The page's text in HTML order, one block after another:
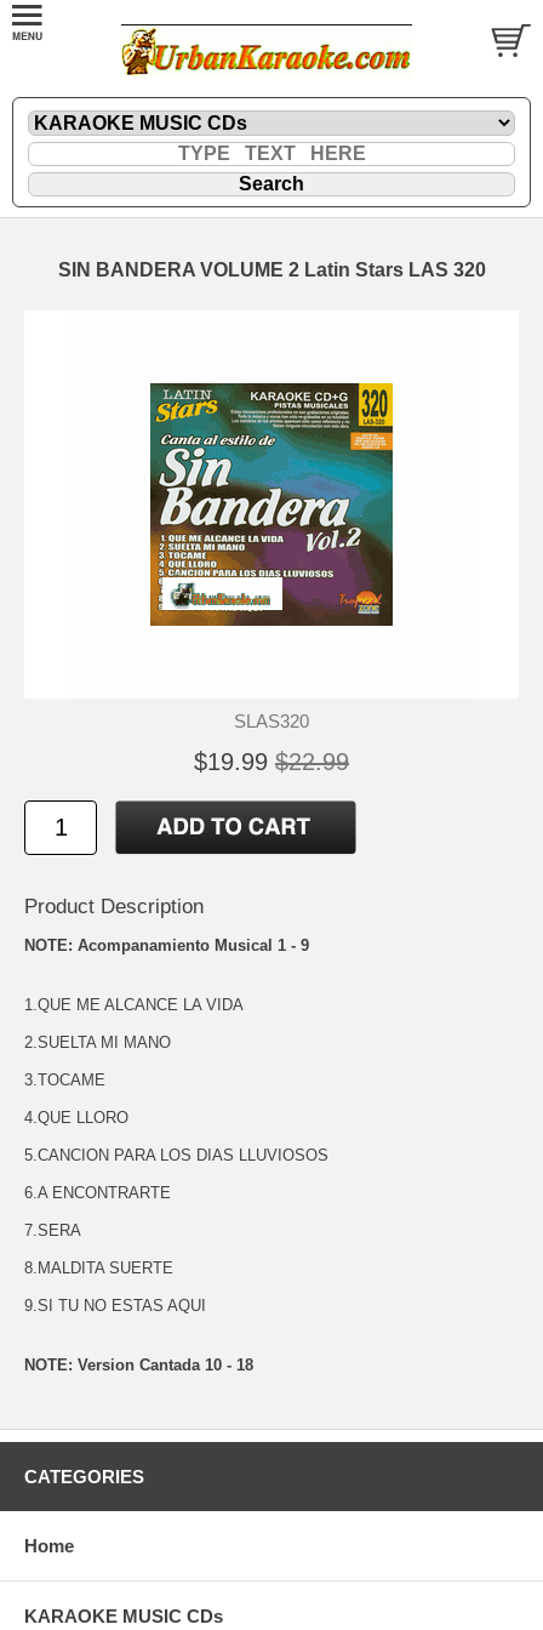
SIN BANDERA VOLUME 2 Latin Stars LAS 320
SLAS320
$19.99 $22.99
Product Description
NOTE: Acompanamiento Musical 1 - 9
1.QUE ME ALCANCE LA VIDA
2.SUELTA MI MANO
3.TOCAME
4.QUE LLORO
5.CANCION PARA LOS DIAS LLUVIOSOS
6.A ENCONTRARTE
7.SERA
8.MALDITA SUERTE
9.SI TU NO ESTAS AQUI
NOTE: Version Cantada 10 - 18
CATEGORIES
Home
KARAOKE MUSIC CDs